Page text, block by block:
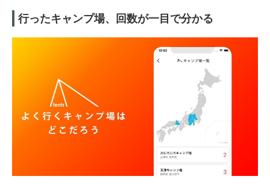
行ったキャンプ場、回数が一目で分かる